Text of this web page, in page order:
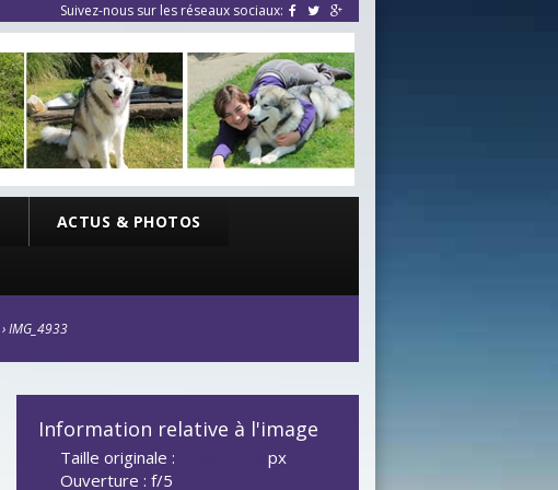
Suivez-nous sur les réseaux sociaux:
ACTUS & PHOTOS
› IMG_4933
Information relative à l'image
Taille originale : 1198×2048px
Ouverture : f/5